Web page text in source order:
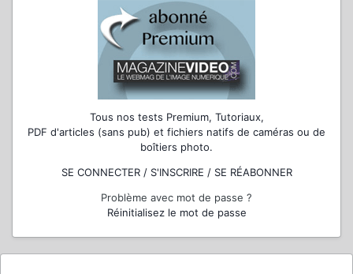
Tous nos tests Premium, Tutoriaux,
PDF d'articles (sans pub) et fichiers natifs de caméras ou de
boîtiers photo.
SE CONNECTER / S'INSCRIRE / SE RÉABONNER
Problème avec mot de passe ?
Réinitialisez le mot de passe